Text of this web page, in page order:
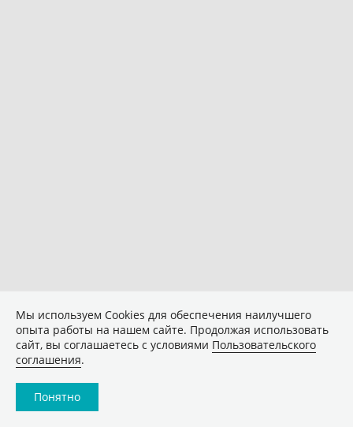
Мы используем Сookies для обеспечения наилучшего
опыта работы на нашем сайте. Продолжая использовать
сайт, вы соглашаетесь с условиями Пользовательского
соглашения.
Понятно